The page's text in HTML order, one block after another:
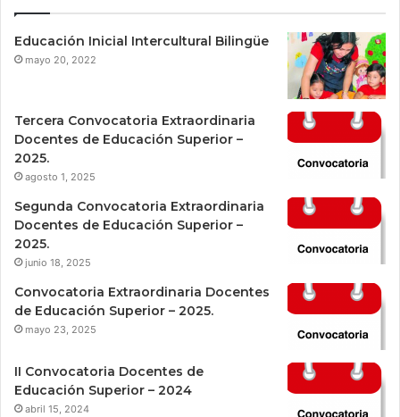
Educación Inicial Intercultural Bilingüe
mayo 20, 2022
Tercera Convocatoria Extraordinaria
Docentes de Educación Superior –
2025.
agosto 1, 2025
Segunda Convocatoria Extraordinaria
Docentes de Educación Superior –
2025.
junio 18, 2025
Convocatoria Extraordinaria Docentes
de Educación Superior – 2025.
mayo 23, 2025
II Convocatoria Docentes de
Educación Superior – 2024
abril 15, 2024